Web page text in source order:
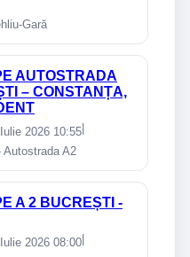
Gară
AUTOSTRADA
– CONSTANȚA,
2026 10:55
Autostrada A2
A 2 BUCREȘTI -
2026 08:00